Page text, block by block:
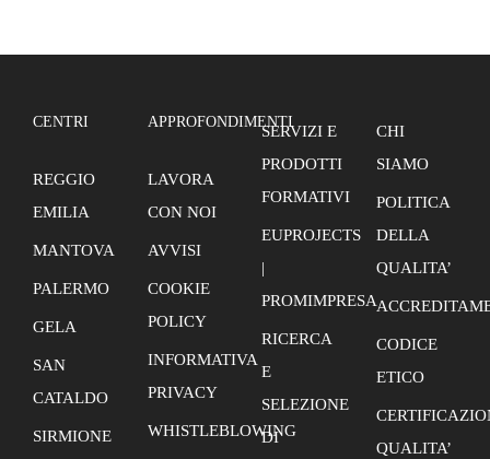
CENTRI
REGGIO
EMILIA
MANTOVA
PALERMO
GELA
SAN
CATALDO
SIRMIONE
APPROFONDIMENTI
LAVORA
CON NOI
AVVISI
COOKIE
POLICY
INFORMATIVA
PRIVACY
WHISTLEBLOWING
SERVIZI E
PRODOTTI
FORMATIVI
EUPROJECTS
|
PROMIMPRESA
RICERCA
E
SELEZIONE
DI
CHI
SIAMO
POLITICA
DELLA
QUALITA’
CODICE
ETICO
QUALITA’